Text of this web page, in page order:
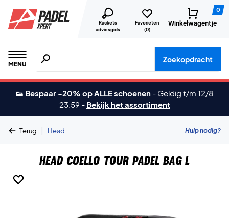
Rackets
adviesgids
Favorieten
(0)
0
Winkelwagentje
MENU
Zoeken naar producten, merken etc.
Zoekopdracht
👟 Bespaar -20% op ALLE schoenen - Geldig t/m 12/8
23:59 - Bekijk het assortiment
Terug | Head Hulp nodig?
Head Coello Tour Padel Bag L